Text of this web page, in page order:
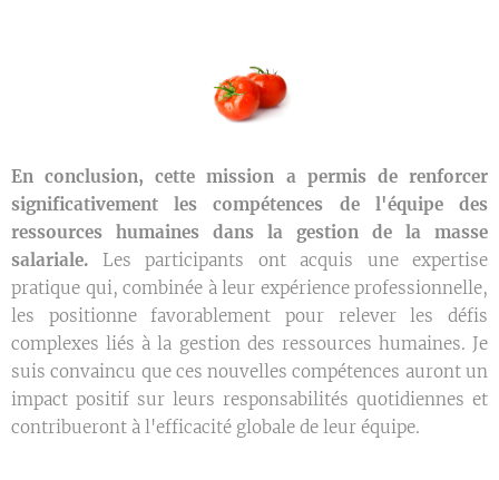
En conclusion, cette mission a permis de renforcer
significativement les compétences de l'équipe des
ressources humaines dans la gestion de la masse
salariale. Les participants ont acquis une expertise
pratique qui, combinée à leur expérience professionnelle,
les positionne favorablement pour relever les défis
complexes liés à la gestion des ressources humaines. Je
suis convaincu que ces nouvelles compétences auront un
impact positif sur leurs responsabilités quotidiennes et
contribueront à l'efficacité globale de leur équipe.